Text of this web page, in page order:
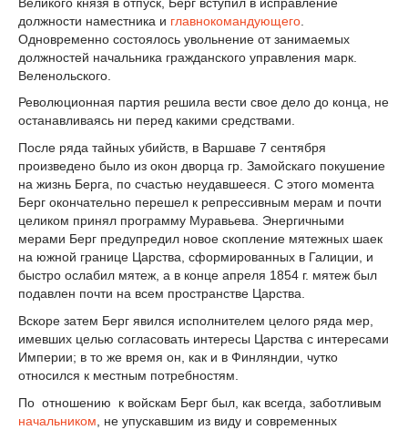
должности наместника и главнокомандующего
Одновременно состоялось увольнение от занимаемых
должностей начальника гражданского управления марк.
Веленольского.
Революционная партия решила вести свое дело до конца, не
останавливаясь ни перед какими средствами.
После ряда тайных убийств, в Варшаве 7 сентября
произведено было из окон дворца гр. Замойскаго покушение
на жизнь Берга, по счастью неудавшееся. С этого момента
Берг окончательно перешел к репрессивным мерам и почти
целиком принял программу Муравьева. Энергичными
мерами Берг предупредил новое скопление мятежных шаек
на южной границе Царства, сформированных в Галиции, и
быстро ослабил мятеж, а в конце апреля 1854 г. мятеж был
подавлен почти на всем пространстве Царства.
Вскоре затем Берг явился исполнителем целого ряда мер,
имевших целью согласовать интересы Царства с интересами
Империи; в то же время он, как и в Финляндии, чутко
относился к местным потребностям.
По отношению к войскам Берг был, как всегда, заботливым
начальником , не упускавшим из виду и современных